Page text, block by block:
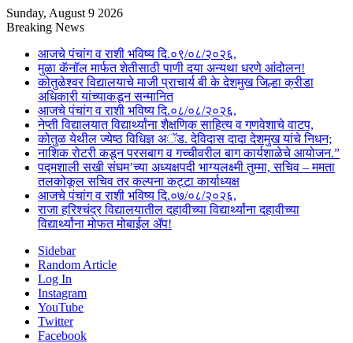
Sunday, August 9 2026
Breaking News
आजचे पंचांग व राशी भविष्य दि.०९/०८/२०२६,
मुळा कॅनॉल मार्फत शेतीसाठी पाणी दया अन्यथा धरणे आंदोलन!
कोतुळेश्वर विद्यालयाचे माजी प्राचार्य बी के देशमुख जिल्हा क्रीडा
अधिकारी यांच्याकडून सन्मानित
आजचे पंचांग व राशी भविष्य दि.०८/०८/२०२६,
नेप्ती विद्यालयात विद्यार्थ्यांना शैक्षणिक साहित्य व गणवेशाचे वाटप,
कोतुळ येथील ज्येष्ठ विधिज्ञ अॅड. देविदास दादा देशमुख यांचे निधन;
नाशिक रोटरी कडून परसबाग व गच्चीवरील बाग कार्यशाळेचे आयोजन.”
पद्मशाली सखी संघम’च्या अध्यक्षपदी भाग्यलक्ष्मी तुम्मा, सचिव – ममता
तलकोकूल सचिव तर कल्पना कट्टा कार्याध्यक्ष
आजचे पंचांग व राशी भविष्य दि.०७/०८/२०२६,
राजा हरिश्चंद्र विद्यालयातील दहावीच्या विद्यार्थ्यांना दहावीच्या
विद्यार्थ्यांना मोफत मोबाईल ॲप!
Sidebar
Random Article
Log In
Instagram
YouTube
Twitter
Facebook